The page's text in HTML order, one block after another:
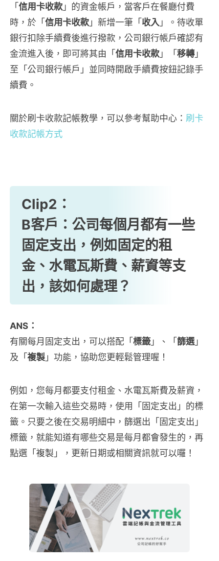
「 信用卡收款 」的資金帳戶，當客戶在餐廳付費
時，於「 信用卡收款 」新增一筆「 收入 」。待收單
銀行扣除手續費後進行撥款，公司銀行帳戶確認有
金流進入後，即可將其由「 信用卡收款 」「 移轉 」
至「公司銀行帳戶」並同時開啟手續費按鈕記錄手
續費。
關於刷卡收款記帳教學，可以參考幫助中心： 刷卡
收款記帳方式
Clip2：
B客戶：公司每個月都有一些
固定支出，例如固定的租
金、水電瓦斯費、薪資等支
出，該如何處理？
ANS：
有關每月固定支出，可以搭配「 標籤 」、「 篩選 」
及「 複製 」功能，協助您更輕鬆管理喔！
例如，您每月都要支付租金、水電瓦斯費及薪資，
在第一次輸入這些交易時，使用「固定支出」的標
籤。只要之後在交易明細中，篩選出「固定支出」
標籤，就能知道有哪些交易是每月都會發生的，再
點選「複製」，更新日期或相關資訊就可以囉！